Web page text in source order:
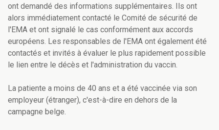
ont demandé des informations supplémentaires. Ils ont
alors immédiatement contacté le Comité de sécurité de
l'EMA et ont signalé le cas conformément aux accords
européens. Les responsables de l'EMA ont également été
contactés et invités à évaluer le plus rapidement possible
le lien entre le décès et l'administration du vaccin.
La patiente a moins de 40 ans et a été vaccinée via son
employeur (étranger), c'est-à-dire en dehors de la
campagne belge.